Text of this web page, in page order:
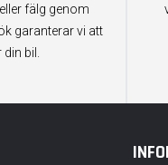
fälg genom
garanterar vi att
bil.